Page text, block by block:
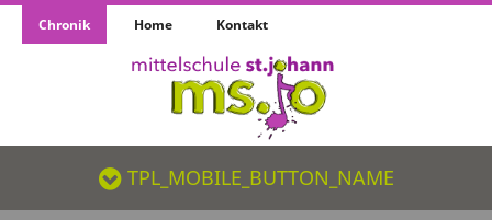
Chronik Home Kontakt
TPL_MOBILE_BUTTON_NAME_SR
TPL_MOBILE_BUTTON_NAME